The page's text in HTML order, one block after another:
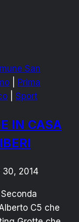
San
Prima
Sport
IN CASA
30, 2014
Seconda
C5 che